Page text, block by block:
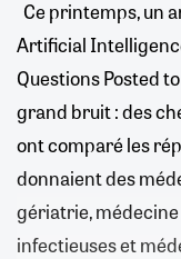
Ce printemps, un
Artificial
Questions Posted
grand bruit : des
ont comparé les
donnaient des
gériatrie,
infectieuses et